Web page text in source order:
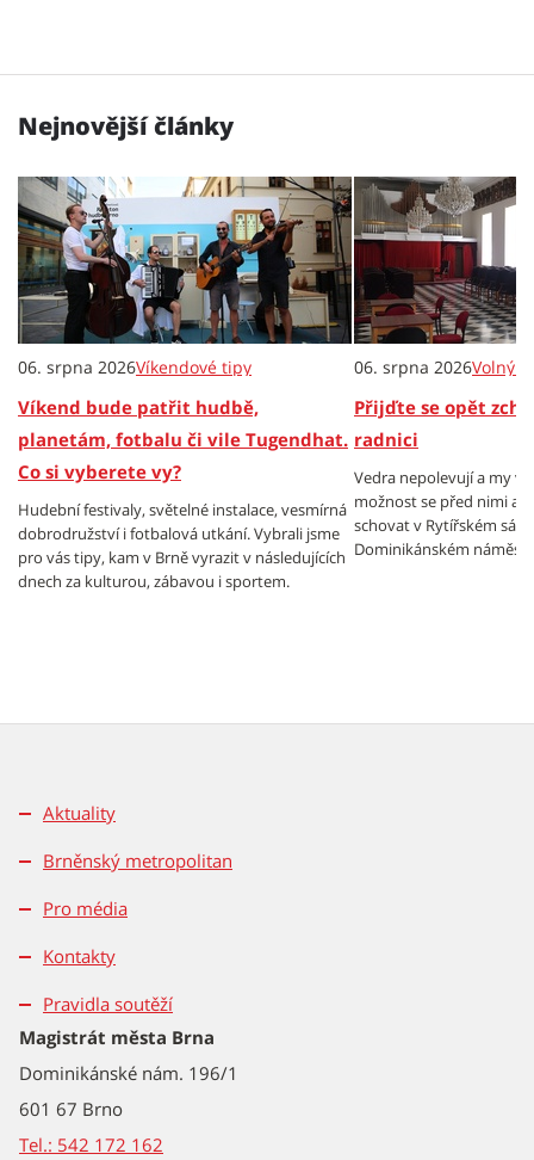
Nejnovější články
06. srpna 2026Víkendové tipy
Víkend bude patřit hudbě,
planetám, fotbalu či vile Tugendhat.
Co si vyberete vy?
Hudební festivaly, světelné instalace, vesmírná
dobrodružství i fotbalová utkání. Vybrali jsme
pro vás tipy, kam v Brně vyrazit v následujících
dnech za kulturou, zábavou i sportem.
06. srpna 2026Volný
Přijďte se opět
radnici
Vedra nepolevují a my
možnost se před nimi
schovat v Rytířském
Dominikánském náměstí.
Aktuality
Brněnský metropolitan
Pro média
Kontakty
Pravidla soutěží
Magistrát města Brna
Dominikánské nám. 196/1
601 67 Brno
Tel.: 542 172 162